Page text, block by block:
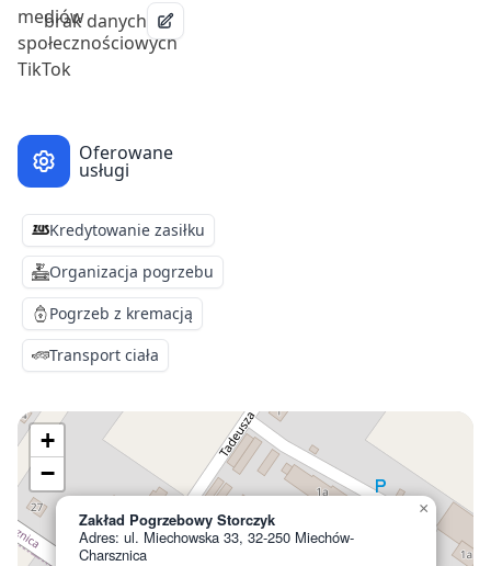
brak danych
Oferowane
usługi
Kredytowanie zasiłku
Organizacja pogrzebu
Pogrzeb z kremacją
Transport ciała
Zakład Pogrzebowy Storczyk
Adres: ul. Miechowska 33, 32-250 Miechów-
Charsznica
×
+
−